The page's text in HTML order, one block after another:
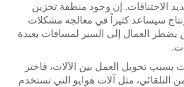
الاختناقات. إن وجود منطقة تخزين
سيساعد كثيراً في معالجة مشكلات
يضطر العمال إلى السير لمسافات بعيدة
بسبب تحويل العمل بين الآلات، فاختر
التلقائي، مثل آلات هوايو التي تستخدم